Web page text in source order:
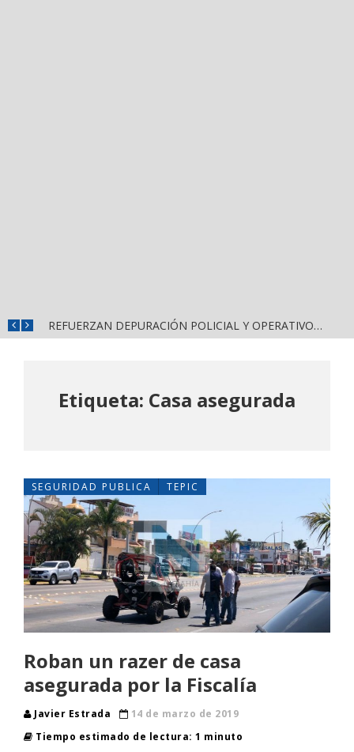
REFUERZAN DEPURACIÓN POLICIAL Y OPERATIVOS EN FRONTERAS DE NAYARIT
Etiqueta: Casa asegurada
SEGURIDAD PUBLICA TEPIC
Roban un razer de casa
asegurada por la Fiscalía
Javier Estrada
14 de marzo de 2019
Tiempo estimado de lectura: 1 minuto